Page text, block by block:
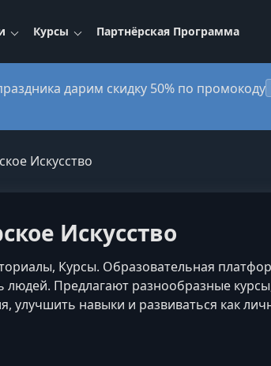
Курсы Партнёрская Программа
дарим скидку 50% по промокоду
Искусство
Искусство
Курсы. Образовательная
людей. Предлагают разнообразные
улучшить навыки и развиваться как